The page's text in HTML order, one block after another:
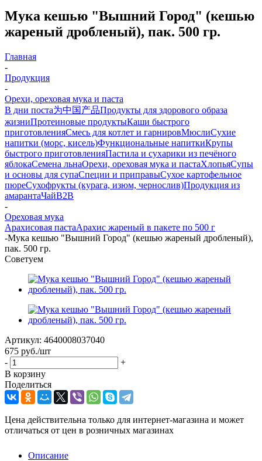
Мука кешью "Вышний Город" (кешью
жареный дробленый), пак. 500 гр.
Главная
-
Продукция
-
Орехи, ореховая мука и паста
В дни поста为中国产品Продукты для здорового образа
жизниПротеиновые продуктыКаши быстрого
приготовленияСмесь для котлет и гарнировМюслиСухие
напитки (морс, кисель)Функциональные напиткиКрупы
быстрого приготовленияПастила и сухарики из печёного
яблокаСемена льнаОрехи, ореховая мука и пастаХлопьяСупы
и основы для супаСпеции и приправыСухое картофельное
пюреСухофрукты (курага, изюм, чернослив)Продукция из
амарантаЧайB2B
-
Ореховая мука
Арахисовая пастаАрахис жареный в пакете по 500 г
-Мука кешью "Вышний Город" (кешью жареный дробленый),
пак. 500 гр.
Советуем
Артикул: 4640008037040
675 руб./шт
-
+
В корзину
Поделиться
Цена действительна только для интернет-магазина и может
отличаться от цен в розничных магазинах
Описание